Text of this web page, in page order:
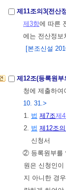
제11조의3(전산
제3항에 따른
에는 전산정보
[본조신설
제12조(등록원
청에 제출하
10. 31.>
1. 법 제7조제
2. 법 제12조
신청서
② 등록원부를
원은 신청인
지 아니한 경